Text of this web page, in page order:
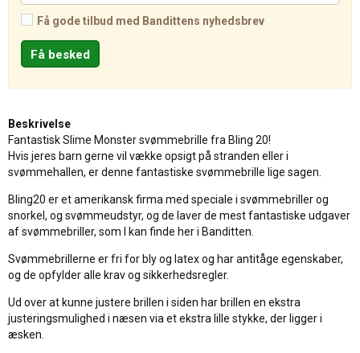
Få gode tilbud med Bandittens nyhedsbrev
Beskrivelse
Fantastisk Slime Monster svømmebrille fra Bling 20!
Hvis jeres barn gerne vil vække opsigt på stranden eller i
svømmehallen, er denne fantastiske svømmebrille lige sagen.
Bling20 er et amerikansk firma med speciale i svømmebriller og
snorkel, og svømmeudstyr, og de laver de mest fantastiske udgaver
af svømmebriller, som I kan finde her i Banditten.
Svømmebrillerne er fri for bly og latex og har antitåge egenskaber,
og de opfylder alle krav og sikkerhedsregler.
Ud over at kunne justere brillen i siden har brillen en ekstra
justeringsmulighed i næsen via et ekstra lille stykke, der ligger i
æsken.